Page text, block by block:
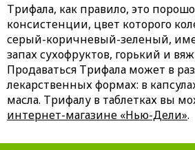
Трифала, как правило, это
консистенции, цвет которого
серый-коричневый-зеленый,
запах сухофруктов, горький и
Продаваться Трифала может в
лекарственных формах: в
масла. Трифалу в таблетках вы
интернет-магазине «Нью-Дели».